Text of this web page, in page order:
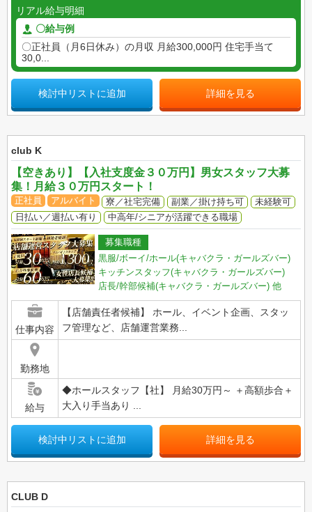
リアル給与明細
〇給与例
〇正社員（月6日休み）の月収 月給300,000円 住宅手当て
30,0...
検討中リストに追加 詳細を見る
club K
【空きあり】【入社支度金３０万円】男女スタッフ大募
集！月給３０万円スタート！
正社員 アルバイト 寮／社宅完備 副業／掛け持ち可
未経験可
日払い／週払い有り
中高年/シニアが活躍できる職場
募集職種
黒服/ボーイ/ホール(キャバクラ・ガールズバー)
キッチンスタッフ(キャバクラ・ガールズバー)
店長/幹部候補(キャバクラ・ガールズバー) 他
仕事内容
【店舗責任者候補】 ホール、イベント企画、スタッ
フ管理など、店舗運営業務...
勤務地
給与
◆ホールスタッフ【社】 月給30万円～ ＋高額歩合＋
大入り手当あり ...
検討中リストに追加 詳細を見る
CLUB D